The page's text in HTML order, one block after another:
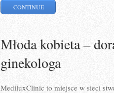
CONTINUE
Młoda kobieta –
ginekologa
MediluxClinic to miejsce w sieci